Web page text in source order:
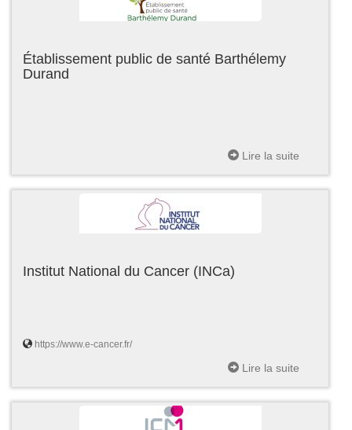
Établissement public de santé Barthélemy
Durand
Lire la suite
Institut National du Cancer (INCa)
https://www.e-cancer.fr/
Lire la suite